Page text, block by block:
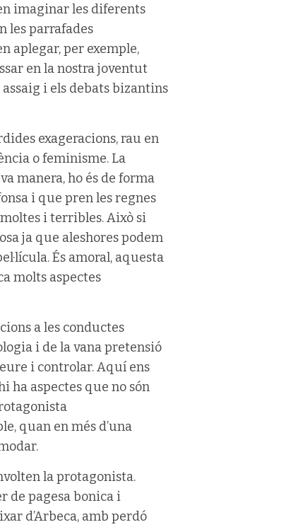
imaginar les diferents
les parrafades
aplegar, per exemple,
en la nostra joventut
assaig i els debats bizantins
exageracions, rau en
o feminisme. La
manera, ho és de forma
i que pren les regnes
i terribles. Això si
ja que aleshores podem
És amoral, aquesta
molts aspectes
a les conductes
i de la vana pretensió
i controlar. Aquí ens
ha aspectes que no són
quan en més d’una
la protagonista.
de pagesa bonica i
d’Arbeca, amb perdó